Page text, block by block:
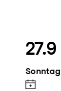
27.9
Sonntag